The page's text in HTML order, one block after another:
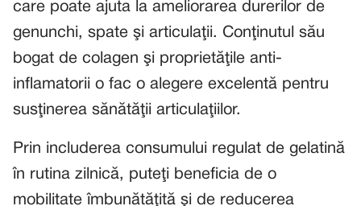
care poate ajuta la ameliorarea durerilor de
genunchi, spate şi articulaţii. Conţinutul său
bogat de colagen şi proprietăţile anti-
inflamatorii o fac o alegere excelentă pentru
susţinerea sănătăţii articulaţiilor.
Prin includerea consumului regulat de gelatină
în rutina zilnică, puteţi beneficia de o
mobilitate îmbunătăţită şi de reducerea